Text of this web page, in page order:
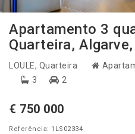
Apartamento 3
Quarteira,
LOULE, Quarteira
3
2
€ 750 000
Referência: 1LS02334